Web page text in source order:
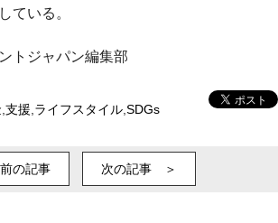
ている。
トジャパン編集部
支援 ライフスタイル SDGs
の記事 次の記事 ＞